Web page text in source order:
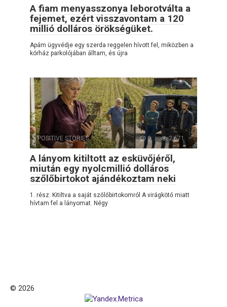
A fiam menyasszonya leborotválta a
fejemet, ezért visszavontam a 120
millió dolláros örökségüket.
Apám ügyvédje egy szerda reggelen hívott fel, miközben a
kórház parkolójában álltam, és újra
POSITIVE STORIES 0 2,671
A lányom kitiltott az esküvőjéről,
miután egy nyolcmillió dolláros
szőlőbirtokot ajándékoztam neki
1. rész: Kitiltva a saját szőlőbirtokomról A virágkötő miatt
hívtam fel a lányomat. Négy
© 2026